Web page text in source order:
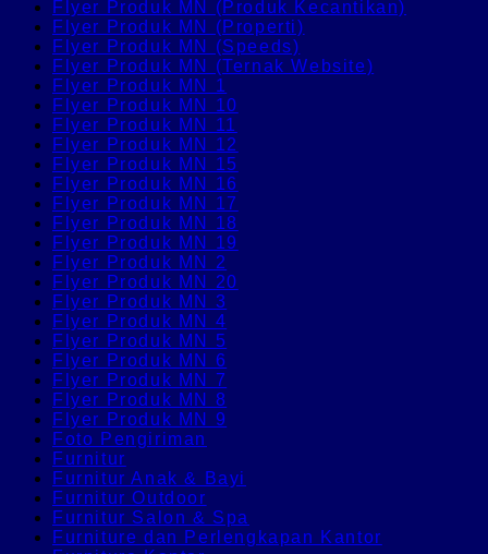
Flyer Produk MN (Produk Kecantikan)
Flyer Produk MN (Properti)
Flyer Produk MN (Speeds)
Flyer Produk MN (Ternak Website)
Flyer Produk MN 1
Flyer Produk MN 10
Flyer Produk MN 11
Flyer Produk MN 12
Flyer Produk MN 15
Flyer Produk MN 16
Flyer Produk MN 17
Flyer Produk MN 18
Flyer Produk MN 19
Flyer Produk MN 2
Flyer Produk MN 20
Flyer Produk MN 3
Flyer Produk MN 4
Flyer Produk MN 5
Flyer Produk MN 6
Flyer Produk MN 7
Flyer Produk MN 8
Flyer Produk MN 9
Foto Pengiriman
Furnitur
Furnitur Anak & Bayi
Furnitur Outdoor
Furnitur Salon & Spa
Furniture dan Perlengkapan Kantor